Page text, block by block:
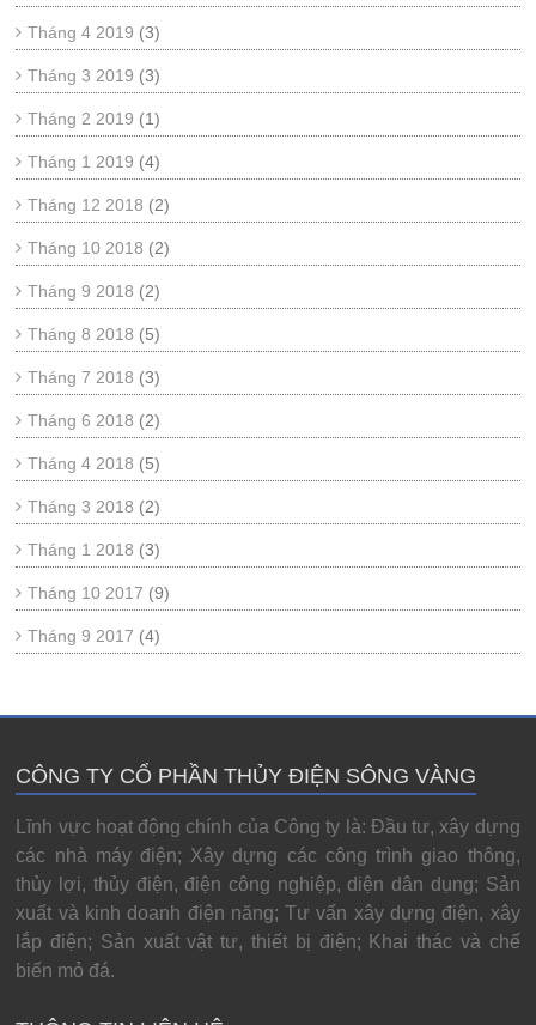
Tháng 4 2019 (3)
Tháng 3 2019 (3)
Tháng 2 2019 (1)
Tháng 1 2019 (4)
Tháng 12 2018 (2)
Tháng 10 2018 (2)
Tháng 9 2018 (2)
Tháng 8 2018 (5)
Tháng 7 2018 (3)
Tháng 6 2018 (2)
Tháng 4 2018 (5)
Tháng 3 2018 (2)
Tháng 1 2018 (3)
Tháng 10 2017 (9)
Tháng 9 2017 (4)
CÔNG TY CỔ PHẦN THỦY ĐIỆN SÔNG VÀNG
Lĩnh vực hoạt động chính của Công ty là: Đầu tư, xây dựng
các nhà máy điện; Xây dựng các công trình giao thông,
thủy lợi, thủy điện, điện công nghiệp, diện dân dụng; Sản
xuất và kinh doanh điện năng; Tư vấn xây dựng điện, xây
lắp điện; Sản xuất vật tư, thiết bị điện; Khai thác và chế
biến mỏ đá.